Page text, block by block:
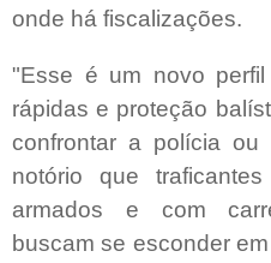
onde há fiscalizações.
"Esse é um novo
rápidas e proteção
confrontar a polícia
notório que
armados e com
buscam se esconder